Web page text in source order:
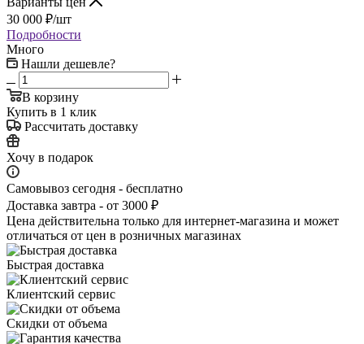
30 000 ₽/шт
Подробности
Много
Нашли дешевле?
В корзину
Купить в 1 клик
Рассчитать доставку
Хочу в подарок
Самовывоз сегодня - бесплатно
Доставка завтра - от 3000 ₽
Цена действительна только для интернет-магазина и может
отличаться от цен в розничных магазинах
Быстрая доставка
Клиентский сервис
Скидки от объема